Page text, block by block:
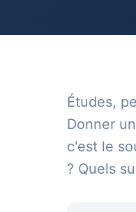
Études,
Donner
c'est le
? Quels